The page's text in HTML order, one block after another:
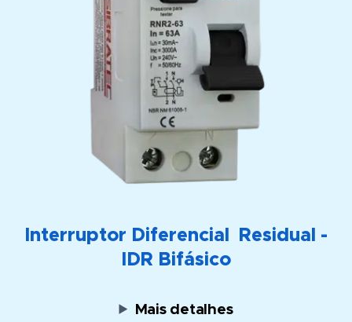
Interruptor Diferencial Residual -
IDR Bifásico
Mais detalhes